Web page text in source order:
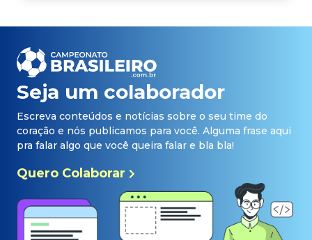
Seja um colaborador
Escreva conteúdos e notícias sobre o seu time do
coração e nós publicamos para você. Alguma frase aqui
pra falar algo que você queira falar e bla bla!
Quero Colaborar